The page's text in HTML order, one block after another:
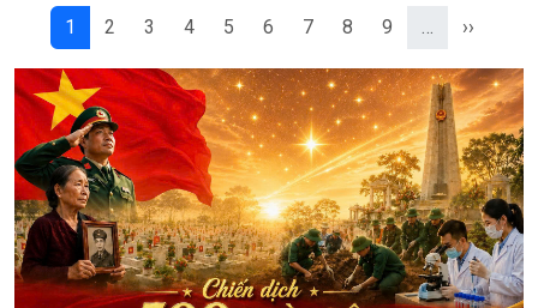
10 phút Sự kiện - Luận bàn
Dòng chảy sự kiện
Đối thoại
Diễn đàn chủ nhật
Chuyện đêm
1 2 3 4 5 6 7 8 9 ››